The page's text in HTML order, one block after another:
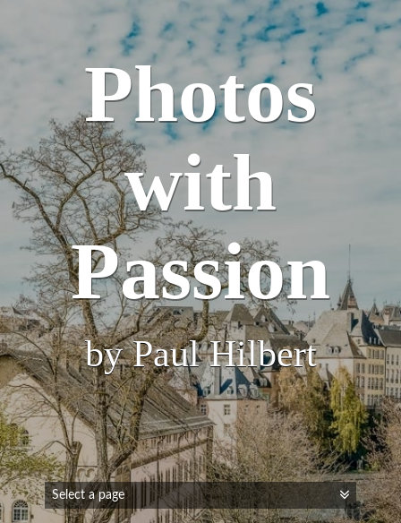
Photos
with
Passion
by Paul Hilbert